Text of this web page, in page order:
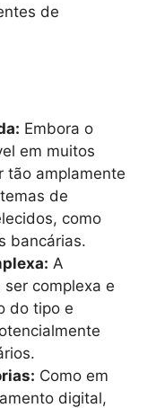
de
Embora o
em muitos
tão amplamente
de
como
bancárias.
A
complexa e
do tipo e
Como em
digital,